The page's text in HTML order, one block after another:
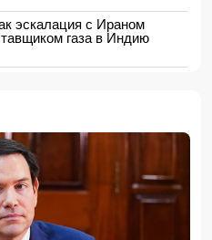
эскалация с Ираном
газа в Индию
коммерческих судов в
гормональных нарушений?-